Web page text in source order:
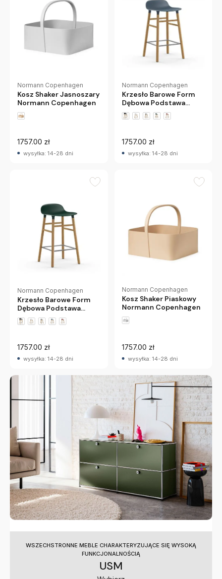
Normann Copenhagen
Kosz Shaker Jasnoszary
Normann Copenhagen
1757.00 zł
wysyłka: 14-28 dni
Normann Copenhagen
Krzesło Barowe Form
Dębowa Podstawa
Niebieskie Normann
Copenhagen
1757.00 zł
wysyłka: 14-28 dni
Normann Copenhagen
Krzesło Barowe Form
Dębowa Podstawa
Zielone Normann
Copenhagen
1757.00 zł
wysyłka: 14-28 dni
WSZECHSTRONNE MEBLE CHARAKTERYZUJĄCE SIĘ WYSOKĄ
FUNKCJONALNOŚCIĄ
USM
Normann Copenhagen
Kosz Shaker Piaskowy
Normann Copenhagen
1757.00 zł
wysyłka: 14-28 dni